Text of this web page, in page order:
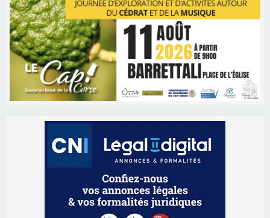
Les brèves
Ucciani – Marché des producteurs à Cruculi le